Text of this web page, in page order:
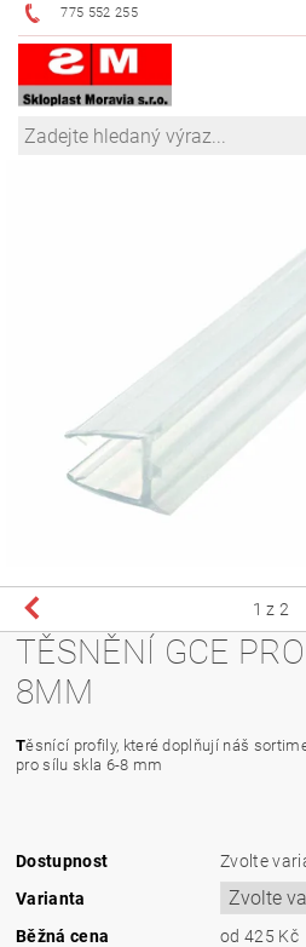
775 552 255
1 z 2
TĚSNĚNÍ GCE PRO SÍLU SKLA 6-
8MM
Těsnící profily, které doplňují náš
pro sílu skla 6-8 mm
Dostupnost
Zvolte
Varianta
Běžná cena
od 425 Kč